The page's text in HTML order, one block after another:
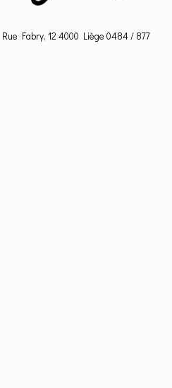
Fabry, 12 4000 Liège 0484 / 877